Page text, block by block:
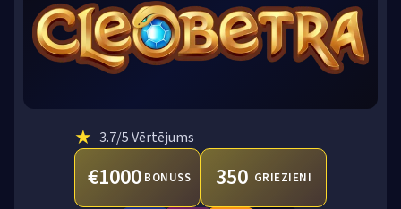
★ 3.7/5 Vērtējums
€1000 BONUSS 350 GRIEZIENI